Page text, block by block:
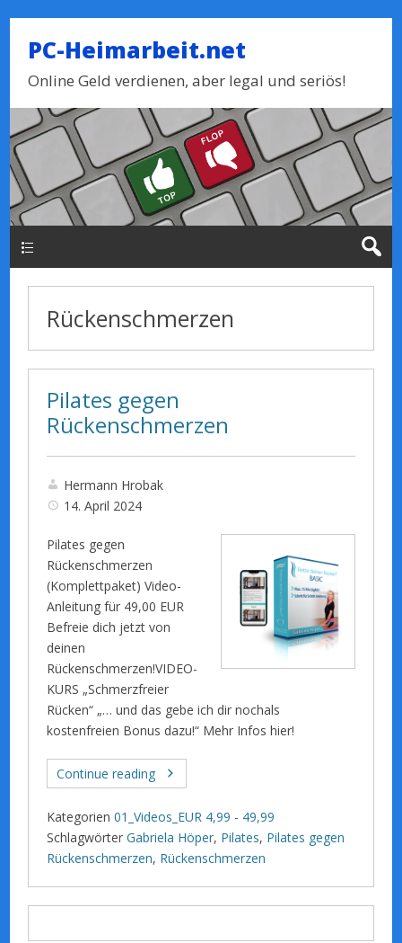
PC-Heimarbeit.net
Online Geld verdienen, aber legal und seriös!
Rückenschmerzen
Pilates gegen
Rückenschmerzen
Hermann Hrobak
14. April 2024
Pilates gegen
Rückenschmerzen
(Komplettpaket) Video-
Anleitung für 49,00 EUR
Befreie dich jetzt von
deinen
Rückenschmerzen!VIDEO-
KURS „Schmerzfreier
Rücken“ „… und das gebe ich dir nochals
kostenfreien Bonus dazu!“ Mehr Infos hier!
Continue reading
Kategorien 01_Videos_EUR 4,99 - 49,99
Schlagwörter Gabriela Höper, Pilates, Pilates gegen
Rückenschmerzen, Rückenschmerzen